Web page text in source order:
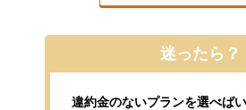
迷ったら？
違約金のないプランを選べば